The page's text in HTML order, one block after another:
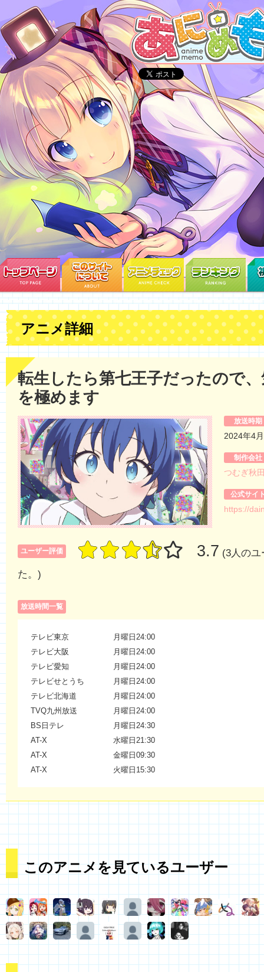
アニメ詳細
転生したら第七王子だったので
を極めます
放送時期
2024年4
制作会社
つむぎ秋
公式サイ
https://
ユーザー評価 3.7 (3人の
た。)
放送時間一覧
テレビ東京
月曜日24:00
テレビ大阪
月曜日24:00
テレビ愛知
月曜日24:00
テレビせとうち
月曜日24:00
テレビ北海道
月曜日24:00
TVQ九州放送
月曜日24:00
BS日テレ
月曜日24:30
AT-X
水曜日21:30
AT-X
金曜日09:30
AT-X
火曜日15:30
このアニメを見ているユーザー